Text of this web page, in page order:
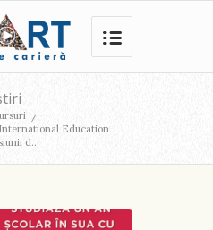
/
Education
d...